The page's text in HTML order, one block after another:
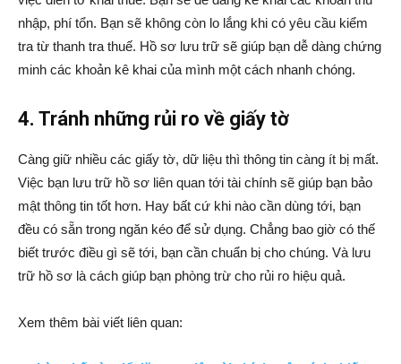
nhập, phí tổn. Bạn sẽ không còn lo lắng khi có yêu cầu kiểm
tra từ thanh tra thuế. Hồ sơ lưu trữ sẽ giúp bạn dễ dàng chứng
minh các khoản kê khai của mình một cách nhanh chóng.
4. Tránh những rủi ro về giấy tờ
Càng giữ nhiều các giấy tờ, dữ liệu thì thông tin càng ít bị mất.
Việc bạn lưu trữ hồ sơ liên quan tới tài chính sẽ giúp bạn bảo
mật thông tin tốt hơn. Hay bất cứ khi nào cần dùng tới, bạn
đều có sẵn trong ngăn kéo để sử dụng. Chẳng bao giờ có thế
biết trước điều gì sẽ tới, bạn cần chuẩn bị cho chúng. Và lưu
trữ hồ sơ là cách giúp bạn phòng trừ cho rủi ro hiệu quả.
Xem thêm bài viết liên quan: